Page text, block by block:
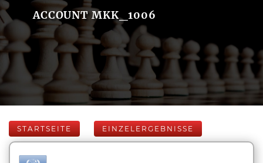
ACCOUNT MKK_1006
STARTSEITE EINZELERGEBNISSE